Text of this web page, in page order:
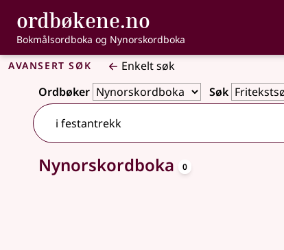
Gå til hovedinnhold
Tilgjengelighet
ordbøkene.no ,
Bokmålsordboka og Nynorskordboka
Avansert søk
Enkelt søk
Ordbøker
Søk
Ingen treff
Nynorskordboka 0